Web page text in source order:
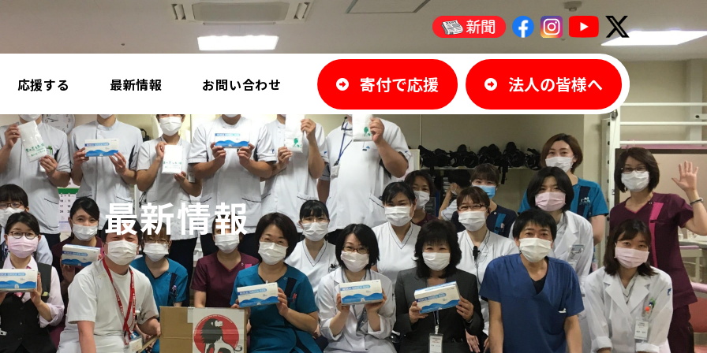
応援する 最新情報 お問い合わせ 寄付で応援 法人の皆様へ
最新情報